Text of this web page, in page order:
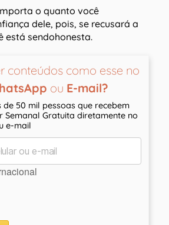
o quanto você
dele, pois, se recusará a
está sendohonesta.
conteúdos como esse no
ou E-mail?
de 50 mil pessoas que recebem
Semanal Gratuita diretamente no
e-mail